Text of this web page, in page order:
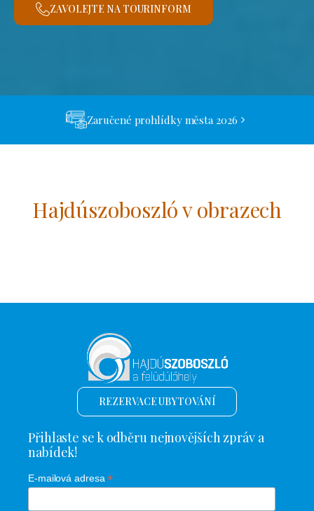
ZAVOLEJTE NA TOURINFORM
Zaručené prohlídky města 2026
Hajdúszoboszló v obrazech
REZERVACE UBYTOVÁNÍ
Přihlaste se k odběru nejnovějších zpráv a
nabídek!
E-mailová adresa*